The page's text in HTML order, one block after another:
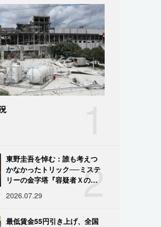
2
東野圭吾を悼む：誰も考えつ
かなかったトリック──ミステ
リーの金字塔『容疑者Ｘの献
2026.07.29
最低賃金55円引き上げ、全国